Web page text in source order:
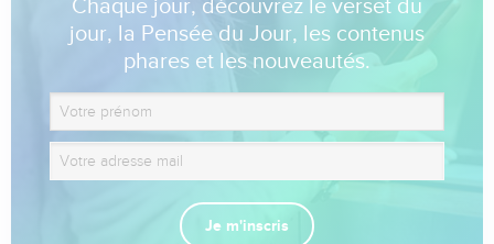
Chaque jour, découvrez le verset du
jour, la Pensée du Jour, les contenus
phares et les nouveautés.
Je m'inscris